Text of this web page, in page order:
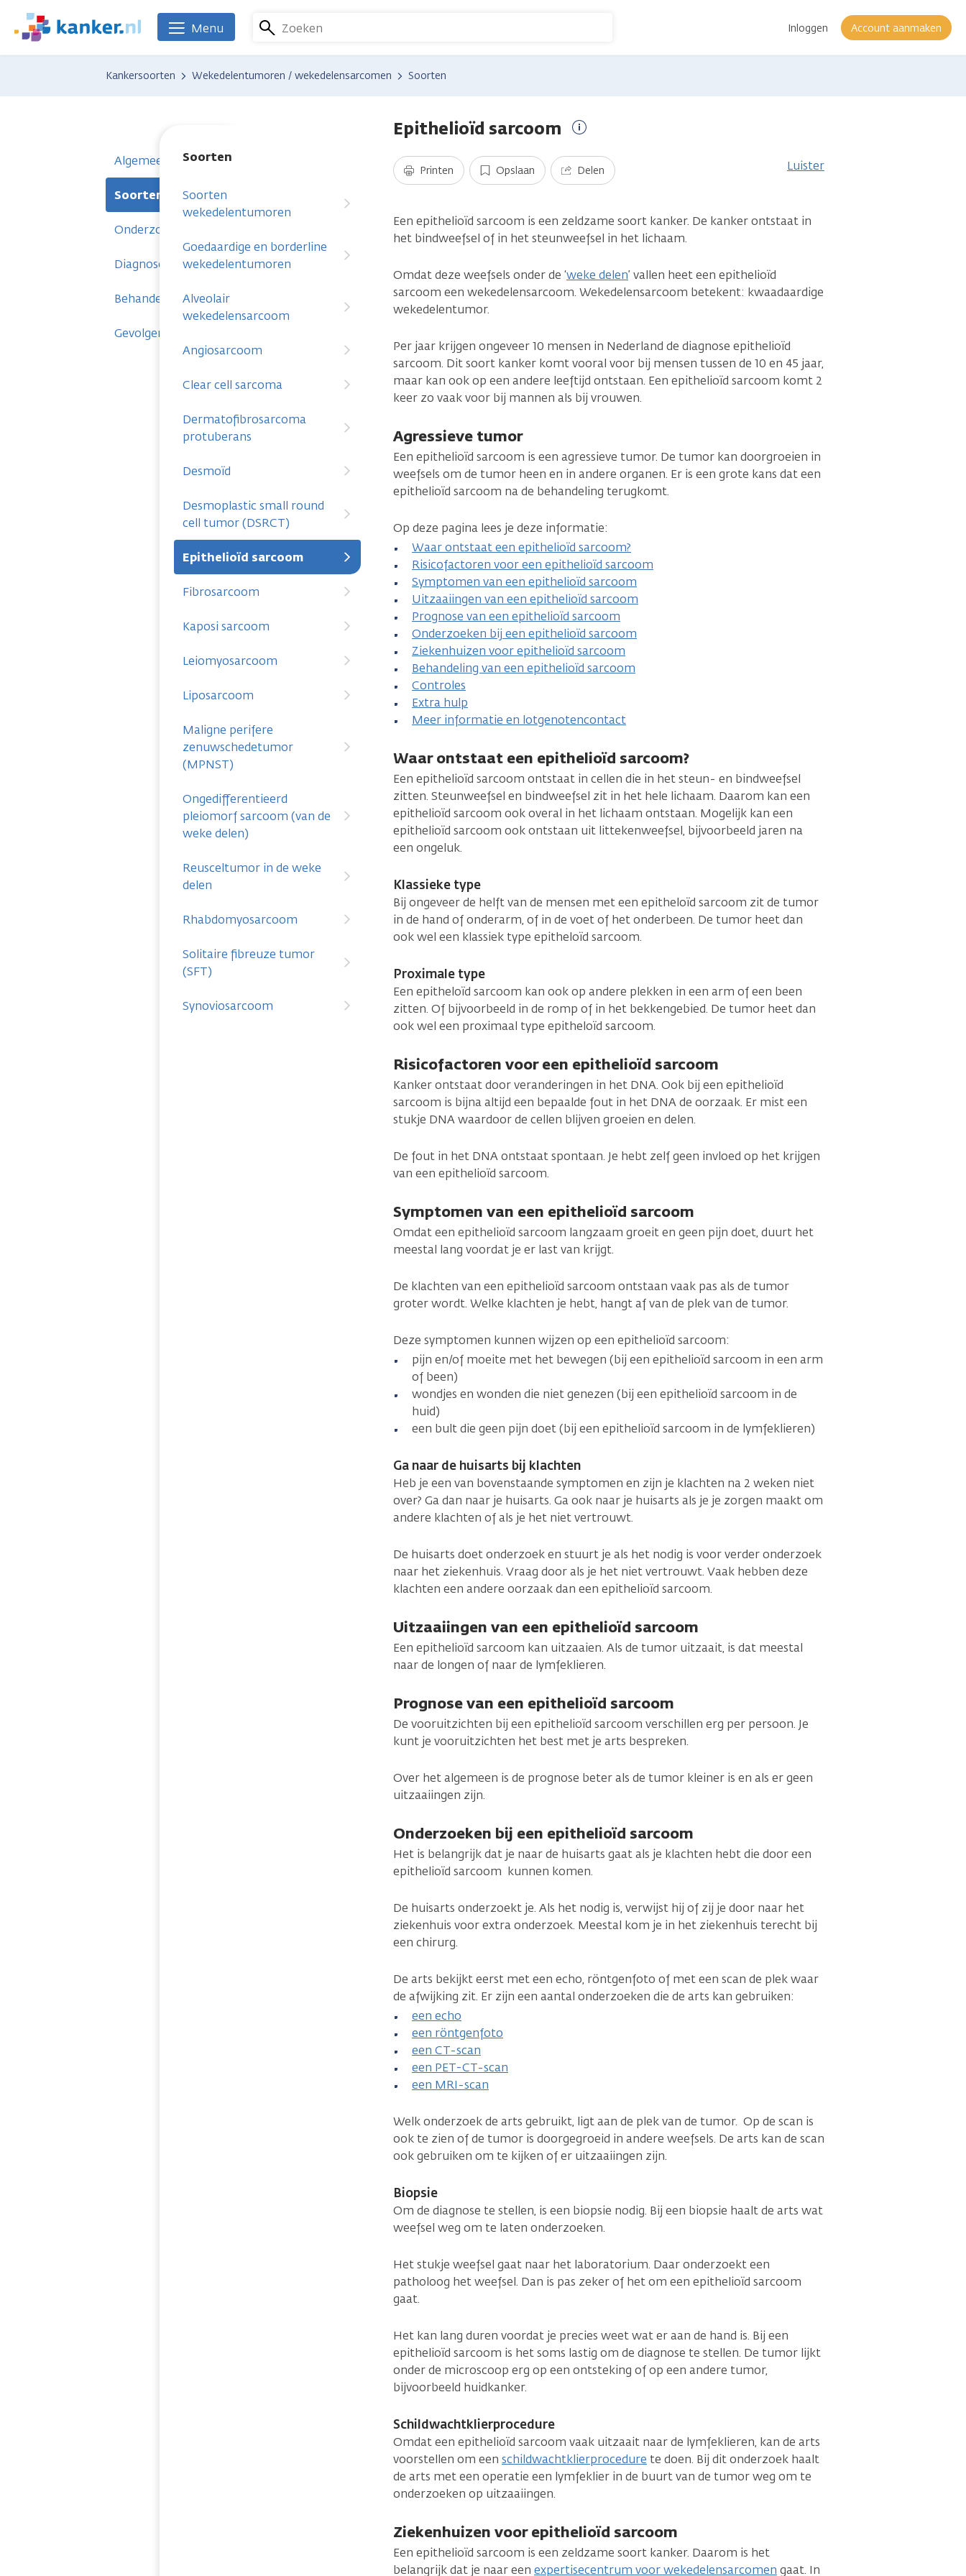
naar
We
zijn
Zoeken Inloggen Account aanmaken
Menu
Kankersoorten Wekedelentumoren / wekedelensarcomen Soorten
Algemeen
Soorten
Soorten
Soorten
wekedelentumoren
Goedaardige en borderline
wekedelentumoren
Alveolair
wekedelensarcoom
Angiosarcoom
Clear cell sarcoma
Dermatofibrosarcoma
protuberans
Desmoïd
Desmoplastic small round
cell tumor (DSRCT)
Epithelioïd sarcoom
Fibrosarcoom
Kaposi sarcoom
Leiomyosarcoom
Liposarcoom
Maligne perifere
zenuwschedetumor
(MPNST)
Ongedifferentieerd
pleiomorf sarcoom (van de
weke delen)
Reusceltumor in de weke
delen
Rhabdomyosarcoom
Solitaire fibreuze tumor
(SFT)
Synoviosarcoom
Onderzoeken
Diagnose
Behandelingen
Gevolgen
Epithelioïd sarcoom
informatie
Printen Opslaan Delen Luister
Een epithelioïd sarcoom is een zeldzame soort kanker. De kanker ontstaat in
het bindweefsel of in het steunweefsel in het lichaam.
Omdat deze weefsels onder de ‘weke delen’ vallen heet een epithelioïd
sarcoom een wekedelensarcoom. Wekedelensarcoom betekent: kwaadaardige
wekedelentumor.
Per jaar krijgen ongeveer 10 mensen in Nederland de diagnose epithelioïd
sarcoom. Dit soort kanker komt vooral voor bij mensen tussen de 10 en 45 jaar,
maar kan ook op een andere leeftijd ontstaan. Een epithelioïd sarcoom komt 2
keer zo vaak voor bij mannen als bij vrouwen.
Agressieve tumor
Een epithelioïd sarcoom is een agressieve tumor. De tumor kan doorgroeien in
weefsels om de tumor heen en in andere organen. Er is een grote kans dat een
epithelioïd sarcoom na de behandeling terugkomt.
Op deze pagina lees je deze informatie:
Waar ontstaat een epithelioïd sarcoom?
Risicofactoren voor een epithelioïd sarcoom
Symptomen van een epithelioïd sarcoom
Uitzaaiingen van een epithelioïd sarcoom
Prognose van een epithelioïd sarcoom
Onderzoeken bij een epithelioïd sarcoom
Ziekenhuizen voor epithelioïd sarcoom
Behandeling van een epithelioïd sarcoom
Controles
Extra hulp
Meer informatie en lotgenotencontact
Waar ontstaat een epithelioïd sarcoom?
Een epithelioïd sarcoom ontstaat in cellen die in het steun- en bindweefsel
zitten. Steunweefsel en bindweefsel zit in het hele lichaam. Daarom kan een
epithelioïd sarcoom ook overal in het lichaam ontstaan. Mogelijk kan een
epithelioïd sarcoom ook ontstaan uit littekenweefsel, bijvoorbeeld jaren na
een ongeluk.
Klassieke type
Bij ongeveer de helft van de mensen met een epitheloïd sarcoom zit de tumor
in de hand of onderarm, of in de voet of het onderbeen. De tumor heet dan
ook wel een klassiek type epitheloïd sarcoom.
Proximale type
Een epitheloïd sarcoom kan ook op andere plekken in een arm of een been
zitten. Of bijvoorbeeld in de romp of in het bekkengebied. De tumor heet dan
ook wel een proximaal type epitheloïd sarcoom.
Risicofactoren voor een epithelioïd sarcoom
Kanker ontstaat door veranderingen in het DNA. Ook bij een epithelioïd
sarcoom is bijna altijd een bepaalde fout in het DNA de oorzaak. Er mist een
stukje DNA waardoor de cellen blijven groeien en delen.
De fout in het DNA ontstaat spontaan. Je hebt zelf geen invloed op het krijgen
van een epithelioïd sarcoom.
Symptomen van een epithelioïd sarcoom
Omdat een epithelioïd sarcoom langzaam groeit en geen pijn doet, duurt het
meestal lang voordat je er last van krijgt.
De klachten van een epithelioïd sarcoom ontstaan vaak pas als de tumor
groter wordt. Welke klachten je hebt, hangt af van de plek van de tumor.
Deze symptomen kunnen wijzen op een epithelioïd sarcoom:
pijn en/of moeite met het bewegen (bij een epithelioïd sarcoom in een arm
of been)
wondjes en wonden die niet genezen (bij een epithelioïd sarcoom in de
huid)
een bult die geen pijn doet (bij een epithelioïd sarcoom in de lymfeklieren)
Ga naar de huisarts bij klachten
Heb je een van bovenstaande symptomen en zijn je klachten na 2 weken niet
over? Ga dan naar je huisarts. Ga ook naar je huisarts als je je zorgen maakt om
andere klachten of als je het niet vertrouwt.
De huisarts doet onderzoek en stuurt je als het nodig is voor verder onderzoek
naar het ziekenhuis. Vraag door als je het niet vertrouwt. Vaak hebben deze
klachten een andere oorzaak dan een epithelioïd sarcoom.
Uitzaaiingen van een epithelioïd sarcoom
Een epithelioïd sarcoom kan uitzaaien. Als de tumor uitzaait, is dat meestal
naar de longen of naar de lymfeklieren.
Prognose van een epithelioïd sarcoom
De vooruitzichten bij een epithelioïd sarcoom verschillen erg per persoon. Je
kunt je vooruitzichten het best met je arts bespreken.
Over het algemeen is de prognose beter als de tumor kleiner is en als er geen
uitzaaiingen zijn.
Onderzoeken bij een epithelioïd sarcoom
Het is belangrijk dat je naar de huisarts gaat als je klachten hebt die door een
epithelioïd sarcoom kunnen komen.
De huisarts onderzoekt je. Als het nodig is, verwijst hij of zij je door naar het
ziekenhuis voor extra onderzoek. Meestal kom je in het ziekenhuis terecht bij
een chirurg.
De arts bekijkt eerst met een echo, röntgenfoto of met een scan de plek waar
de afwijking zit. Er zijn een aantal onderzoeken die de arts kan gebruiken:
een echo
een röntgenfoto
een CT-scan
een PET-CT-scan
een MRI-scan
Welk onderzoek de arts gebruikt, ligt aan de plek van de tumor. Op de scan is
ook te zien of de tumor is doorgegroeid in andere weefsels. De arts kan de scan
ook gebruiken om te kijken of er uitzaaiingen zijn.
Biopsie
Om de diagnose te stellen, is een biopsie nodig. Bij een biopsie haalt de arts wat
weefsel weg om te laten onderzoeken.
Het stukje weefsel gaat naar het laboratorium. Daar onderzoekt een
patholoog het weefsel. Dan is pas zeker of het om een epithelioïd sarcoom
gaat.
Het kan lang duren voordat je precies weet wat er aan de hand is. Bij een
epithelioïd sarcoom is het soms lastig om de diagnose te stellen. De tumor lijkt
onder de microscoop erg op een ontsteking of op een andere tumor,
bijvoorbeeld huidkanker.
Schildwachtklierprocedure
Omdat een epithelioïd sarcoom vaak uitzaait naar de lymfeklieren, kan de arts
voorstellen om een schildwachtklierprocedure te doen. Bij dit onderzoek haalt
de arts met een operatie een lymfeklier in de buurt van de tumor weg om te
onderzoeken op uitzaaiingen.
Ziekenhuizen voor epithelioïd sarcoom
Een epithelioïd sarcoom is een zeldzame soort kanker. Daarom is het
belangrijk dat je naar een expertisecentrum voor wekedelensarcomen gaat. In